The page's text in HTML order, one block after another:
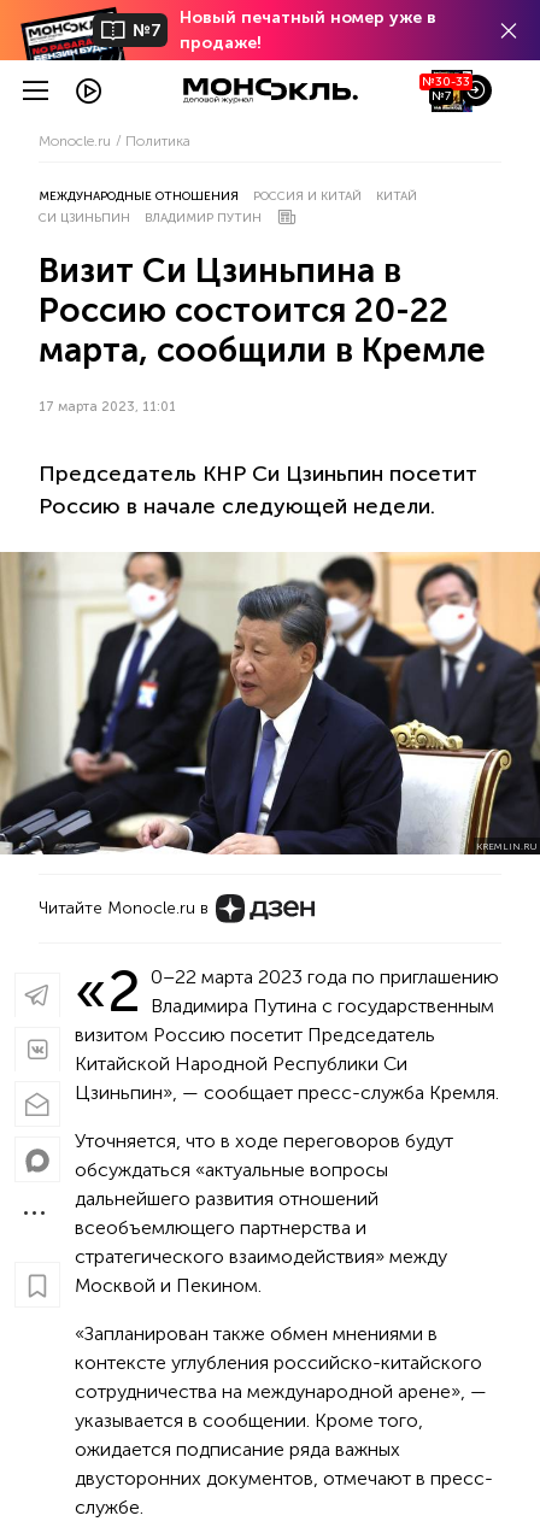
№7
Новый печатный номер уже в
продаже!
№30-33
№7
Monocle.ru Политика
МЕЖДУНАРОДНЫЕ ОТНОШЕНИЯ РОССИЯ И КИТАЙ
КИТАЙ
СИ ЦЗИНЬПИН
ВЛАДИМИР ПУТИН
Визит Си Цзиньпина в
Россию состоится 20-22
марта, сообщили в Кремле
17 марта 2023, 11:01
Председатель КНР Си Цзиньпин посетит
Россию в начале следующей недели.
KREMLIN.RU
Читайте Monocle.ru в
«2 0–22 марта 2023 года по приглашению
Владимира Путина с государственным
визитом Россию посетит Председатель
Китайской Народной Республики Си
Цзиньпин», — сообщает пресс-служба Кремля.
Уточняется, что в ходе переговоров будут
обсуждаться «актуальные вопросы
дальнейшего развития отношений
всеобъемлющего партнерства и
стратегического взаимодействия» между
Москвой и Пекином.
«Запланирован также обмен мнениями в
контексте углубления российско-китайского
сотрудничества на международной арене», —
указывается в сообщении. Кроме того,
ожидается подписание ряда важных
двусторонних документов, отмечают в пресс-
службе.